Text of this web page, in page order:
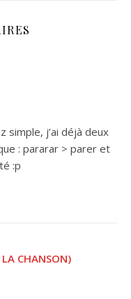
simple, j’ai déjà deux
: pararar > parer et
:p
LA CHANSON)